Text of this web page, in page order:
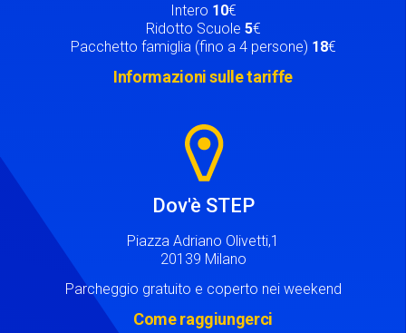
Intero 10€
Ridotto Scuole 5€
Pacchetto famiglia (fino a 4 persone) 18€
Informazioni sulle tariffe
Dov'è STEP
Piazza Adriano Olivetti,1
20139 Milano
Parcheggio gratuito e coperto nei weekend
Come raggiungerci